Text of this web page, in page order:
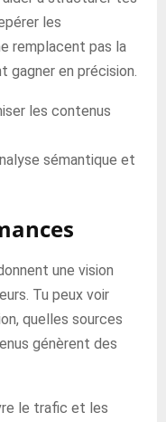
les
remplacent pas la
en précision.
les contenus
sémantique et
une vision
Tu peux voir
quelles sources
génèrent des
le trafic et les